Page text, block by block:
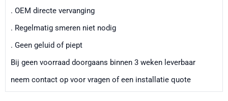
. OEM directe vervanging
. Regelmatig smeren niet nodig
. Geen geluid of piept
Bij geen voorraad doorgaans binnen 3 weken leverbaar
neem contact op voor vragen of een installatie quote